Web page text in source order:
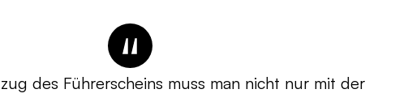
des Führerscheins muss man nicht nur mit der